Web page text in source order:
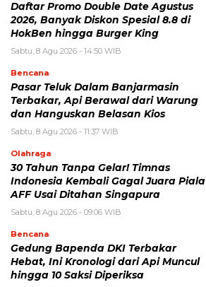
Daftar Promo Double Date Agustus
2026, Banyak Diskon Spesial 8.8 di
HokBen hingga Burger King ‎
Sabtu, 8 Agu 2026 - 14:50 WIB
Bencana
Pasar Teluk Dalam Banjarmasin
Terbakar, Api Berawal dari Warung
dan Hanguskan Belasan Kios
Sabtu, 8 Agu 2026 - 11:37 WIB
Olahraga
30 Tahun Tanpa Gelar! Timnas
Indonesia Kembali Gagal Juara Piala
AFF Usai Ditahan Singapura
Sabtu, 8 Agu 2026 - 09:06 WIB
Bencana
Gedung Bapenda DKI Terbakar
Hebat, Ini Kronologi dari Api Muncul
hingga 10 Saksi Diperiksa